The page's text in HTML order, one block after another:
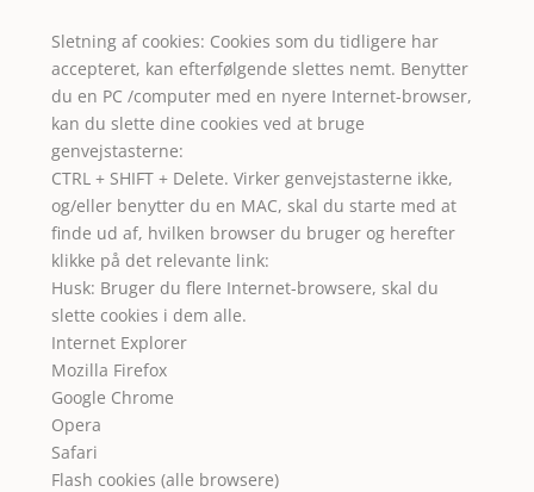
Sletning af cookies: Cookies som du tidligere har
accepteret, kan efterfølgende slettes nemt. Benytter
du en PC /computer med en nyere Internet-browser,
kan du slette dine cookies ved at bruge
genvejstasterne:
CTRL + SHIFT + Delete. Virker genvejstasterne ikke,
og/eller benytter du en MAC, skal du starte med at
finde ud af, hvilken browser du bruger og herefter
klikke på det relevante link:
Husk: Bruger du flere Internet-browsere, skal du
slette cookies i dem alle.
Internet Explorer
Mozilla Firefox
Google Chrome
Opera
Safari
Flash cookies (alle browsere)